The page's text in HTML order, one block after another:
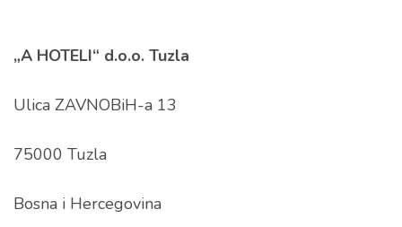
„A HOTELI“ d.o.o. Tuzla
Ulica ZAVNOBiH-a 13
75000 Tuzla
Bosna i Hercegovina